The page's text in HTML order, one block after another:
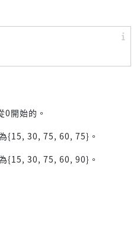
開始的。
{15, 30, 75, 60, 75}。
{15, 30, 75, 60, 90}。